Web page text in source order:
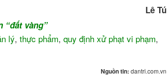
Lê Tú
lý, thực phẩm, quy định xử phạt vi phạm,
Nguồn tin: dantri.com.vn